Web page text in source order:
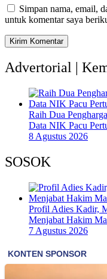
Simpan nama, email,
untuk komentar saya
Advertorial |
Raih Dua
Data NIK Pacu
8 Agustus 2026
SOSOK
Profil Adies Kadir,
Menjabat Hakim
7 Agustus 2026